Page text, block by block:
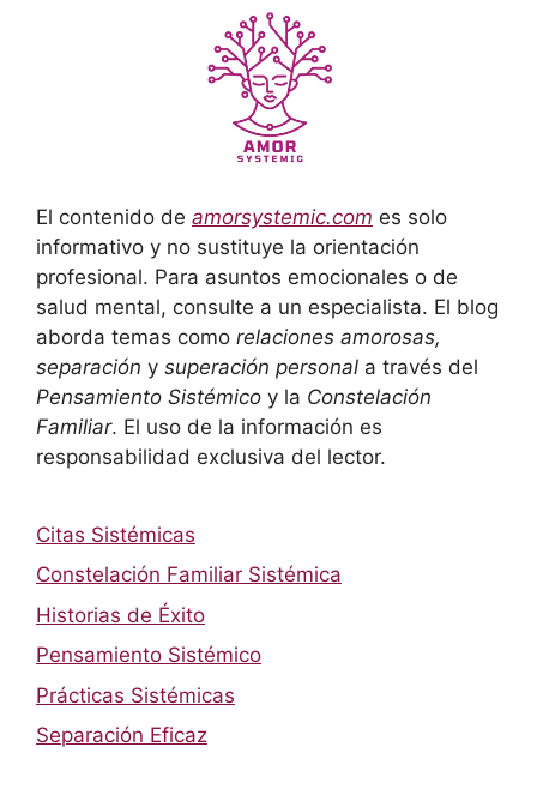
El contenido de amorsystemic.com es solo
informativo y no sustituye la orientación
profesional. Para asuntos emocionales o de
salud mental, consulte a un especialista. El blog
aborda temas como relaciones amorosas,
separación y superación personal a través del
Pensamiento Sistémico y la Constelación
Familiar. El uso de la información es
responsabilidad exclusiva del lector.
Citas Sistémicas
Constelación Familiar Sistémica
Historias de Éxito
Pensamiento Sistémico
Prácticas Sistémicas
Separación Eficaz